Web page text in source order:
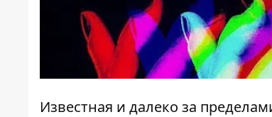
Известная и далеко за